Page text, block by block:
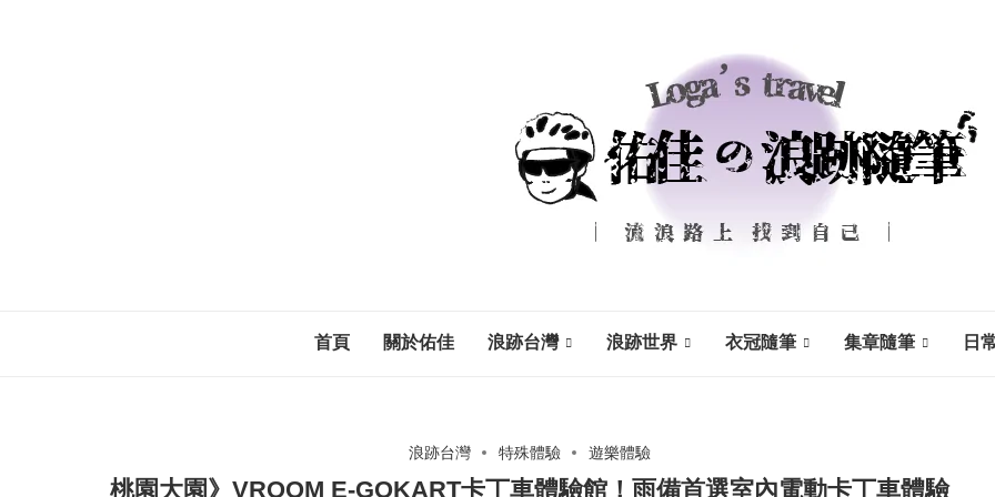
首頁 關於佑佳 浪跡台灣 浪跡世界 衣冠隨筆 集章隨筆 日
浪跡台灣 特殊體驗 遊樂體驗
桃園大園》VROOM E-GOKART卡丁車體驗館！雨備首選室內電動卡丁車體驗